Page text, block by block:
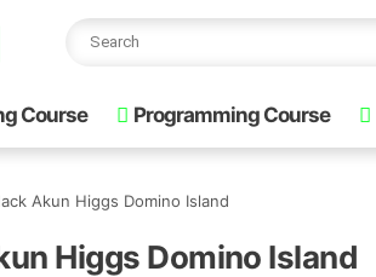
Course Programming Course
Akun Higgs Domino Island
Higgs Domino Island